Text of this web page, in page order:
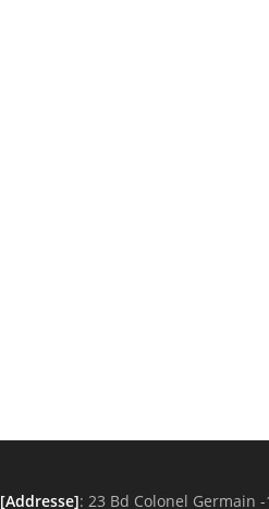
[Addresse]: 23 Bd Colonel Germain